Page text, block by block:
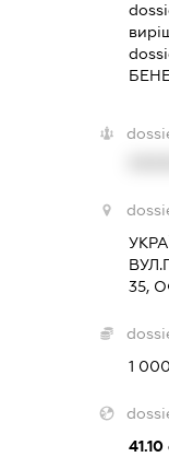
35,
1
41.10